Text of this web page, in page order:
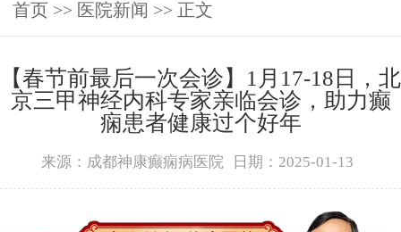
首页 >> 医院新闻 >> 正文
【春节前最后一次会诊】1月17-18日，北
京三甲神经内科专家亲临会诊，助力癫
痫患者健康过个好年
来源：成都神康癫痫病医院 日期：2025-01-13